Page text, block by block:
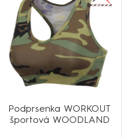
Podprsenka WORKOUT
športová WOODLAND